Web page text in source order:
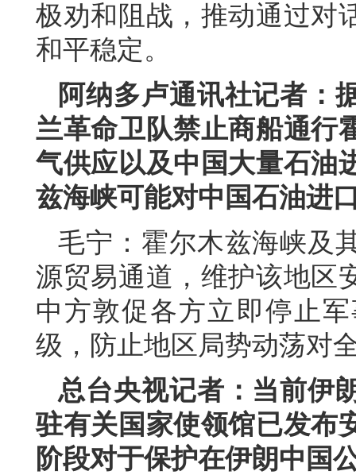
极劝和阻战，推动通过对
和平稳定。
阿纳多卢通讯社记者：
兰革命卫队禁止商船通行
气供应以及中国大量石油
兹海峡可能对中国石油进
毛宁：霍尔木兹海峡及
源贸易通道，维护该地区
中方敦促各方立即停止
级，防止地区局势动荡对
总台央视记者：当前伊
驻有关国家使领馆已发布
阶段对于保护在伊朗中国